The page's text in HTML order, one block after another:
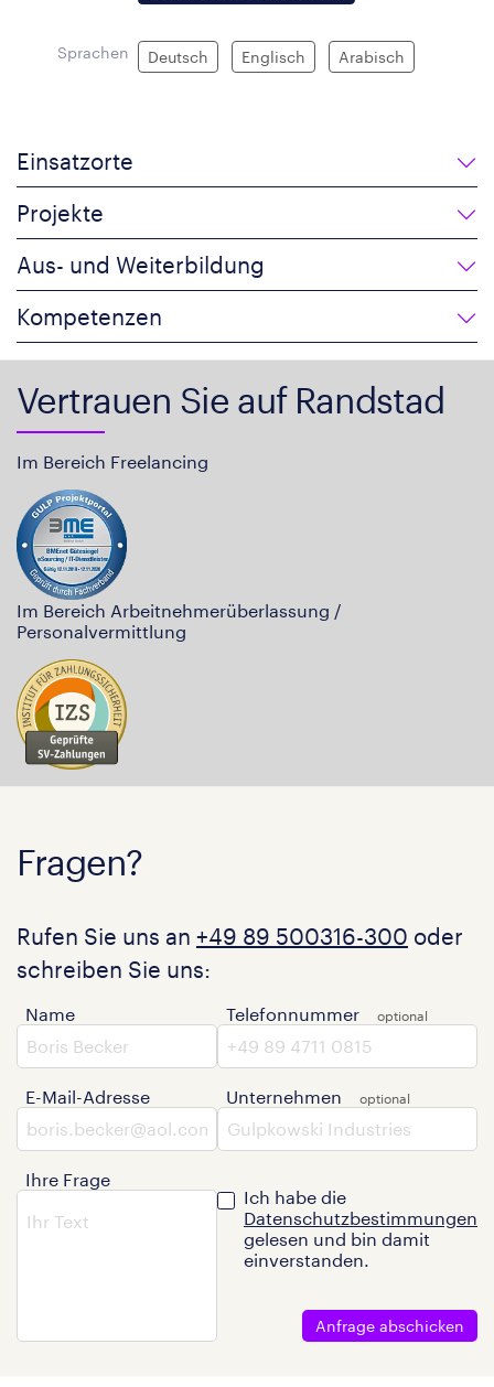
Sprachen Deutsch Englisch Arabisch
Einsatzorte
Projekte
Aus- und Weiterbildung
Kompetenzen
Vertrauen Sie auf Randstad
Im Bereich Freelancing
Im Bereich Arbeitnehmerüberlassung /
Personalvermittlung
Fragen?
Rufen Sie uns an +49 89 500316-300 oder
schreiben Sie uns:
Name
E-Mail-Adresse
Ihre Frage
Telefonnummer
Unternehmen
Ich habe die
Datenschutzbestimmungen
gelesen und bin damit
einverstanden.
Anfrage abschicken